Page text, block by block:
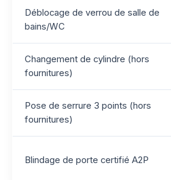
Déblocage de verrou de salle de
bains/WC
Changement de cylindre (hors
fournitures)
Pose de serrure 3 points (hors
fournitures)
Blindage de porte certifié A2P